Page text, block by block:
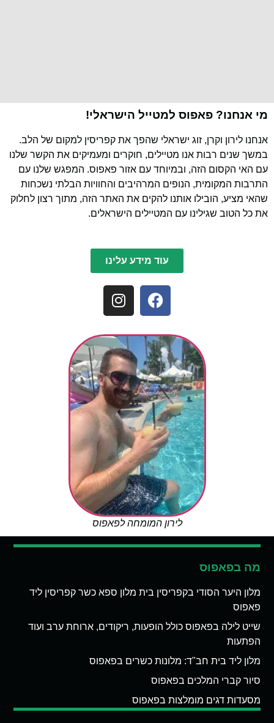
מי אנחנו? פאפוס למטייל הישראלי!
אנחנו לירון וקרן, זוג ישראלי שהפך את קפריסין למקום של הלב.
במשך שנים רבות אנו מטיילים, חוקרים ומעמיקים את הקשר שלנו
עם האי הקסום הזה, ובמיוחד עם אזור פאפוס. המפגש שלנו עם
התרבות המקומית, הנופים המרהיבים והחוויות הבלתי נשכחות
שהאי מציע, הובילו אותנו להקים את האתר הזה, מתוך רצון לחלוק
את כל הטוב שגילינו עם המטיילים הישראלים.
עוד מידע עלינו
לירון המומחה לפאפוס
מה בפאפוס
מלון היער הסודי בקפריסין בית מלון ספא כשר קפריסין ליד
פאפוס
שייט לילה בפאפוס כולל הופעות, ריקודים, ארוחת ערב ועוד
הפתעות
מלון ליד בית חב"ד: מלונות כשרים בפאפוס
סיור קברי המלכים בפאפוס
מסעדות דגים מומלצות בפאפוס